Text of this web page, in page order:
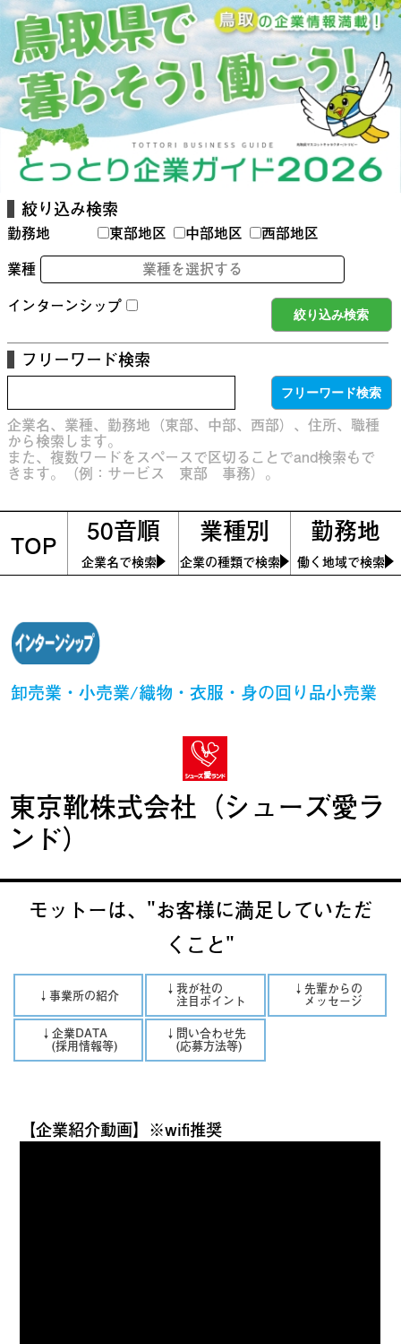
絞り込み検索
勤務地 東部地区 中部地区
西部地区
業種
業種を選択する
インターンシップ
フリーワード検索
企業名、業種、勤務地（東部、中部、西部）、住所、職種
から検索します。
また、複数ワードをスペースで区切ることでand検索もで
きます。（例：サービス 東部 事務）。
TOP 50音順
企業名で検索
業種別
企業の種類で検索
勤務地
働く地域で検索
卸売業・小売業/織物・衣服・身の回り品小売業
東京靴株式会社（シューズ愛ラ
ンド）
モットーは、"お客様に満足していただ
くこと"
↓事業所の紹介 ↓我が社の
注目ポイント
↓先輩からの
メッセージ
↓企業DATA
(採用情報等)
↓問い合わせ先
(応募方法等)
【企業紹介動画】※wifi推奨